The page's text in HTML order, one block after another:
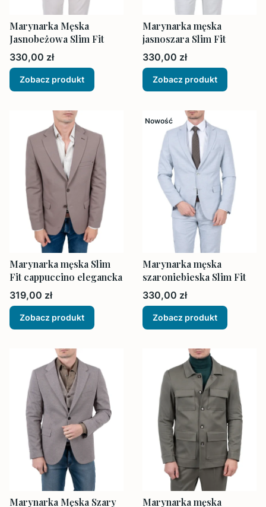
Marynarka Męska
Jasnobeżowa Slim Fit
Cena
330,00 zł
Zobacz produkt
Marynarka męska
jasnoszara Slim Fit
Cena
330,00 zł
Zobacz produkt
Marynarka męska Slim
Fit cappuccino elegancka
Cena
319,00 zł
Zobacz produkt
Nowość
Marynarka męska
szaroniebieska Slim Fit
Cena
330,00 zł
Zobacz produkt
Marynarka Męska Szary Marynarka męska